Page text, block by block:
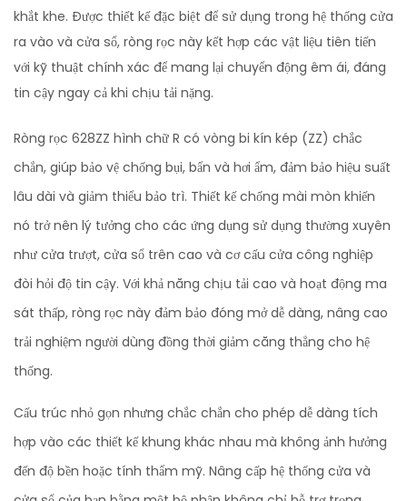
khắt khe. Được thiết kế đặc biệt để sử dụng trong hệ thống cửa
ra vào và cửa sổ, ròng rọc này kết hợp các vật liệu tiên tiến
với kỹ thuật chính xác để mang lại chuyển động êm ái, đáng
tin cậy ngay cả khi chịu tải nặng.
Ròng rọc 628ZZ hình chữ R có vòng bi kín kép (ZZ) chắc
chắn, giúp bảo vệ chống bụi, bẩn và hơi ẩm, đảm bảo hiệu suất
lâu dài và giảm thiểu bảo trì. Thiết kế chống mài mòn khiến
nó trở nên lý tưởng cho các ứng dụng sử dụng thường xuyên
như cửa trượt, cửa sổ trên cao và cơ cấu cửa công nghiệp
đòi hỏi độ tin cậy. Với khả năng chịu tải cao và hoạt động ma
sát thấp, ròng rọc này đảm bảo đóng mở dễ dàng, nâng cao
trải nghiệm người dùng đồng thời giảm căng thẳng cho hệ
thống.
Cấu trúc nhỏ gọn nhưng chắc chắn cho phép dễ dàng tích
hợp vào các thiết kế khung khác nhau mà không ảnh hưởng
đến độ bền hoặc tính thẩm mỹ. Nâng cấp hệ thống cửa và